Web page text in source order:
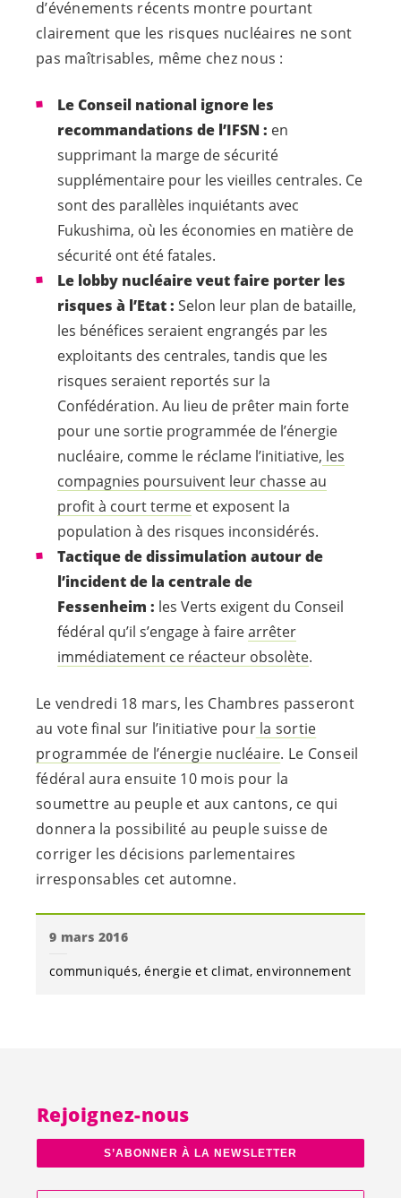
d’événements récents montre pourtant
clairement que les risques nucléaires ne sont
pas maîtrisables, même chez nous :
Le Conseil national ignore les
recommandations de l’IFSN : en
supprimant la marge de sécurité
supplémentaire pour les vieilles centrales. Ce
sont des parallèles inquiétants avec
Fukushima, où les économies en matière de
sécurité ont été fatales.
Le lobby nucléaire veut faire porter les
risques à l’Etat : Selon leur plan de bataille,
les bénéfices seraient engrangés par les
exploitants des centrales, tandis que les
risques seraient reportés sur la
Confédération. Au lieu de prêter main forte
pour une sortie programmée de l’énergie
nucléaire, comme le réclame l’initiative, les
compagnies poursuivent leur chasse au
profit à court terme et exposent la
population à des risques inconsidérés.
Tactique de dissimulation autour de
l’incident de la centrale de
Fessenheim : les Verts exigent du Conseil
fédéral qu’il s’engage à fairearrêter
immédiatement ce réacteur obsolète.
Le vendredi 18 mars, les Chambres passeront
au vote final sur l’initiative pourla sortie
programmée de l’énergie nucléaire. Le Conseil
fédéral aura ensuite 10 mois pour la
soumettre au peuple et aux cantons, ce qui
donnera la possibilité au peuple suisse de
corriger les décisions parlementaires
irresponsables cet automne.
9 mars 2016
communiqués énergie et climat environnement
Rejoignez-nous
S’ABONNER À LA NEWSLETTER